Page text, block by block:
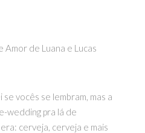
Amor de Luana e Lucas
vocês se lembram, mas a
wedding pra lá de
cerveja, cerveja e mais